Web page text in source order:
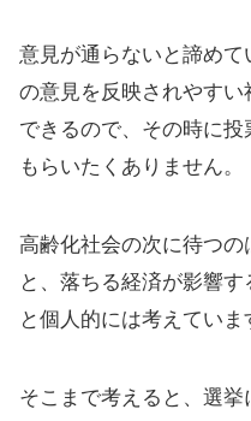
意見が通らないと諦め
の意見を反映されやす
できるので、その時に
もらいたくありません。
高齢化社会の次に待つ
と、落ちる経済が影響
と個人的には考えていま
そこまで考えると、選